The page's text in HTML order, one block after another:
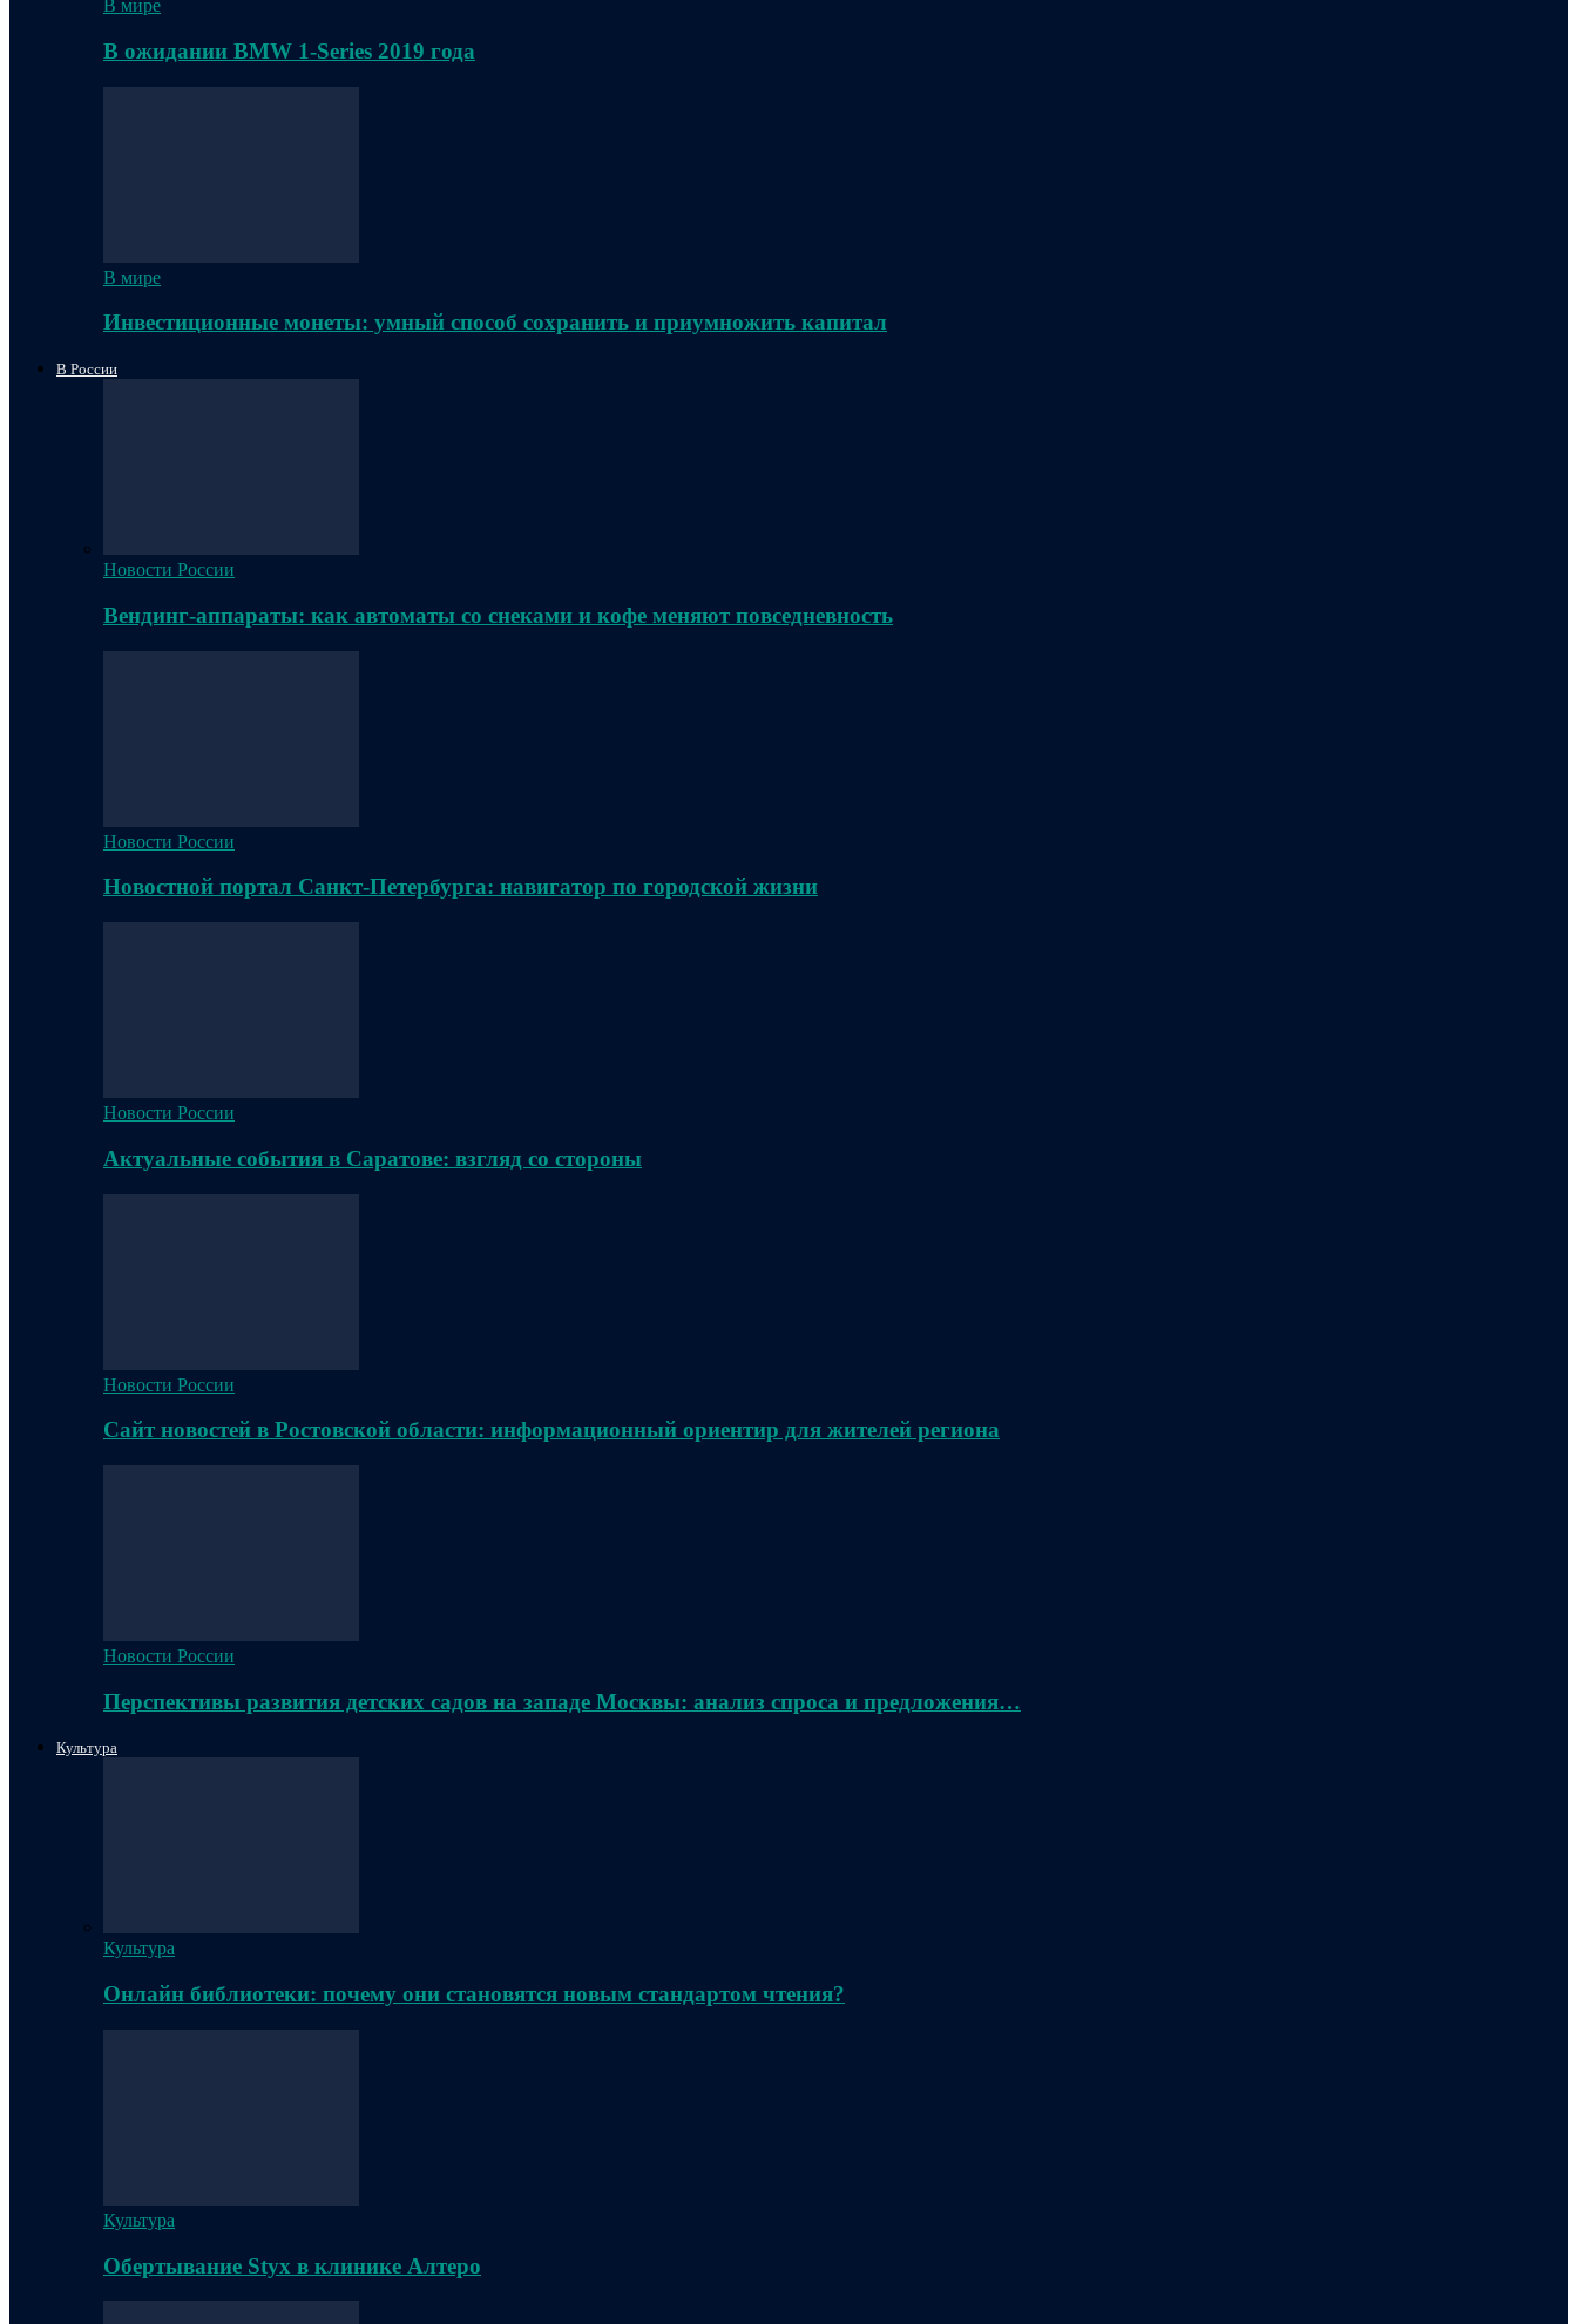
В мире
В ожидании BMW 1-Series 2019 года
В мире
Инвестиционные монеты: умный способ сохранить и приумножить капитал
В России
Новости России
Вендинг-аппараты: как автоматы со снеками и кофе меняют повседневность
Новости России
Новостной портал Санкт-Петербурга: навигатор по городской жизни
Новости России
Актуальные события в Саратове: взгляд со стороны
Новости России
Сайт новостей в Ростовской области: информационный ориентир для жителей региона
Новости России
Перспективы развития детских садов на западе Москвы: анализ спроса и предложения…
Культура
Культура
Онлайн библиотеки: почему они становятся новым стандартом чтения?
Культура
Обертывание Styx в клинике Алтеро